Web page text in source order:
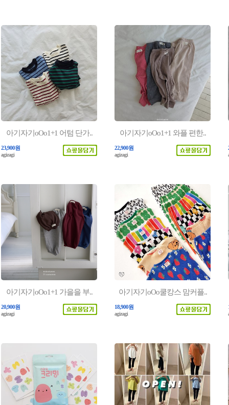
아기자기oOo1+1 어텀 단가..
23,900원
agizagi
아기자기oOo1+1 와플 편한..
22,900원
agizagi
아기자기oOo1+1 가을을 부..
20,900원
agizagi
아기자기oOo쿨캉스 맘커플..
18,900원
agizagi